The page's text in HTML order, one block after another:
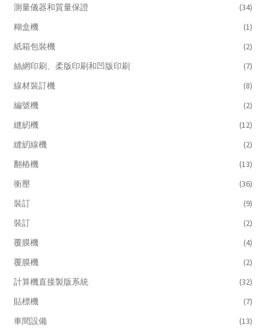
測量儀器和質量保證
(34)
糊盒機
(1)
紙箱包裝機
(2)
絲網印刷、柔版印刷和凹版印刷
(7)
線材裝訂機
(8)
編號機
(2)
縫紉機
(12)
縫紉線機
(2)
翻樁機
(13)
衝壓
(36)
裝訂
(9)
裝訂
(2)
覆膜機
(4)
覆膜機
(2)
計算機直接製版系統
(32)
貼標機
(7)
車間設備
(13)